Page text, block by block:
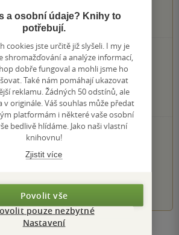
2hodnocení čtenářů
2×
5 hvězdiček
0×
4 hvězdičky
0×
3 hvězdičky
0×
2 hvězdičky
0×
1 hvezdička
HODNOCENÍ KNIHY
knihkupců: 0.0 z 5
1 2 3 4 5
a osobní údaje? Knihy to
potřebují.
cookies jste určitě již slyšeli. I my je
shromažďování a analýze informací,
dobře fungoval a mohli jsme ho
Také nám pomáhají ukazovat
reklamu. Žádných 50 odstínů, ale
v originále. Váš souhlas může předat
platformám i některé vaše osobní
bedlivě hlídáme. Jako naši vlastní
knihovnu!
Zjistit více
Povolit vše
pouze nezbytné
Nastavení